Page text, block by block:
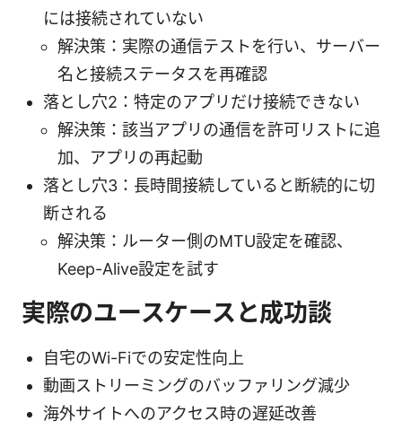
には接続されていない
解決策：実際の通信テストを行い、サーバー
名と接続ステータスを再確認
落とし穴2：特定のアプリだけ接続できない
解決策：該当アプリの通信を許可リストに追
加、アプリの再起動
落とし穴3：長時間接続していると断続的に切
断される
解決策：ルーター側のMTU設定を確認、
Keep-Alive設定を試す
実際のユースケースと成功談
自宅のWi-Fiでの安定性向上
動画ストリーミングのバッファリング減少
海外サイトへのアクセス時の遅延改善